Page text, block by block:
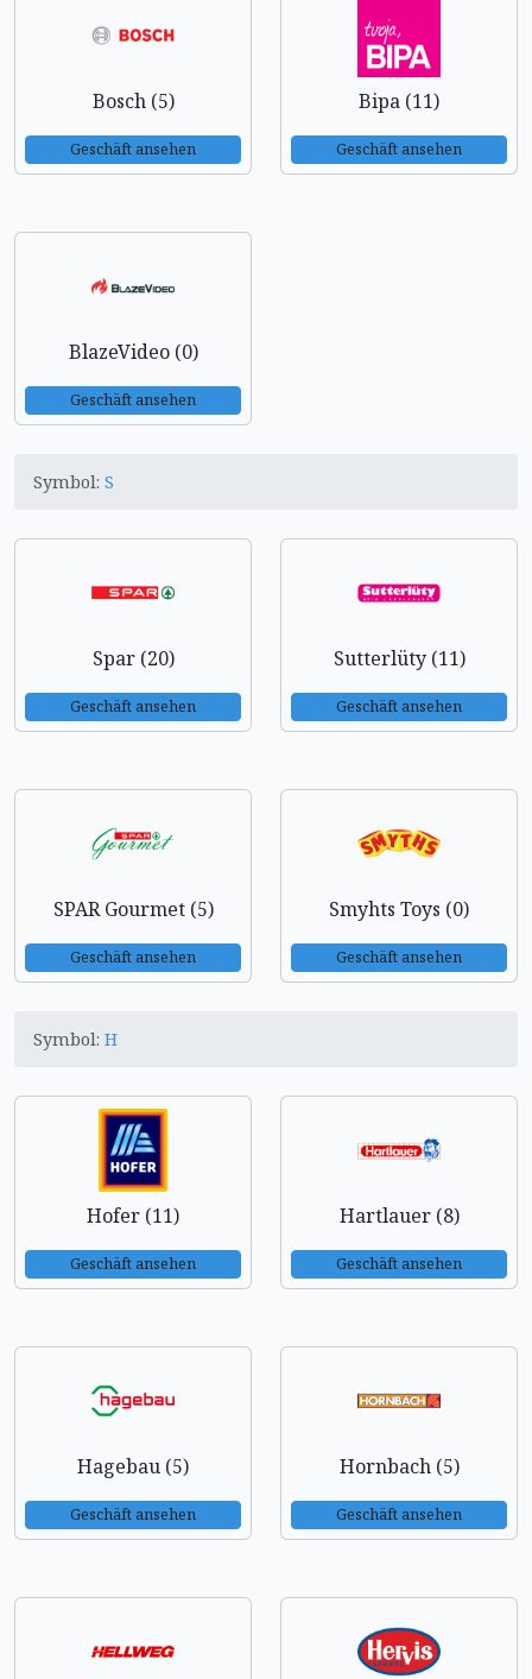
Bosch (5)
Geschäft ansehen
Bipa (11)
Geschäft ansehen
BlazeVideo (0)
Geschäft ansehen
Symbol: S
Spar (20)
Geschäft ansehen
Sutterlüty (11)
Geschäft ansehen
SPAR Gourmet (5)
Geschäft ansehen
Smyhts Toys (0)
Geschäft ansehen
Symbol: H
Hofer (11)
Geschäft ansehen
Hartlauer (8)
Geschäft ansehen
Hagebau (5)
Geschäft ansehen
Hornbach (5)
Geschäft ansehen